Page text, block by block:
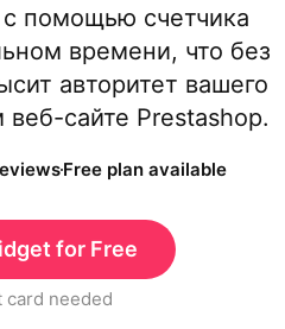
помощью счетчика
времени, что без
авторитет вашего
сайте Prestashop.
Free plan available
for Free
card needed